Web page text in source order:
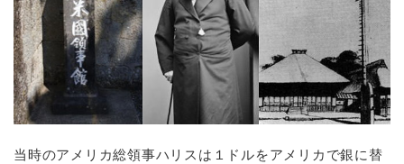
当時のアメリカ総領事ハリスは１ドルをアメリカで銀に替